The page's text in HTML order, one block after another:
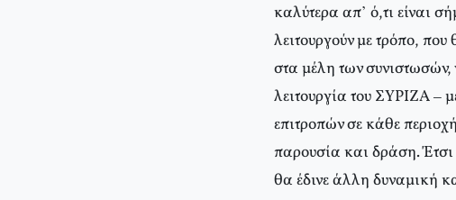
καλύτερα απ’ ό,τι είναι
λειτουργούν με τρόπο,
στα μέλη των συνιστωσών,
λειτουργία του ΣΥΡΙΖΑ –
επιτροπών σε κάθε
παρουσία και δράση.
θα έδινε άλλη δυναμική